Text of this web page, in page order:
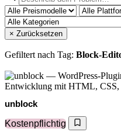
× Zurücksetzen
Gefiltert nach Tag: Block-
unblock
Kostenpflichtig